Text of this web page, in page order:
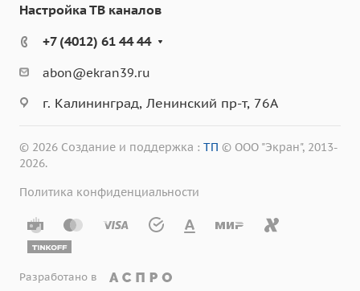
Настройка ТВ каналов
+7 (4012) 61 44 44
abon@ekran39.ru
г. Калининград, Ленинский пр-т, 76А
© 2026 Создание и поддержка : ТП © ООО "Экран", 2013-
2026.
Политика конфиденциальности
Разработано в